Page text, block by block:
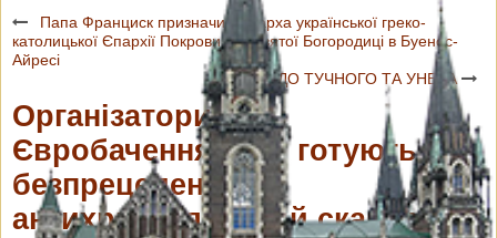
Папа Франциск призначив Єпарха української греко-
католицької Єпархії Покрови Пресвятої Богородиці в Буенос-
Айресі
ПРОЩА ДО ТУЧНОГО ТА УНЕВА
Організатори
Євробачення-2017 готують
безпрецедентний
антихристиянський скандал